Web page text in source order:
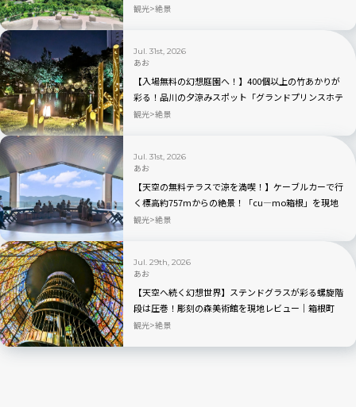
TERRACE」を現地レビュー｜埼玉県
観光 絶景
Jul. 31st, 2026
あお
【入場無料の幻想庭園へ！】400個以上の竹あかりが
彩る！品川の夕涼みスポット「グランドプリンスホテ
ル高輪」を現地レビュー
観光 絶景
Jul. 31st, 2026
あお
【天空の無料テラスで涼を満喫！】ケーブルカーで行
く標高約757mからの絶景！「cu―mo箱根」を現地
レビュー
観光 絶景
Jul. 29th, 2026
あお
【天空へ続く幻想世界】ステンドグラスが彩る螺旋階
段は圧巻！彫刻の森美術館を現地レビュー｜箱根町
観光 絶景